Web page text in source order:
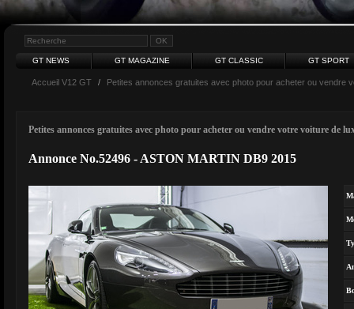
GT NEWS GT MAGAZINE GT CLASSIC GT SPORT
Accueil V12 GT / Petites annonces gratuites avec photo pour acheter ou vendre
Petites annonces gratuites avec photo pour acheter ou vendre votre voiture de
Annonce No.52496 - ASTON MARTIN DB9 2015